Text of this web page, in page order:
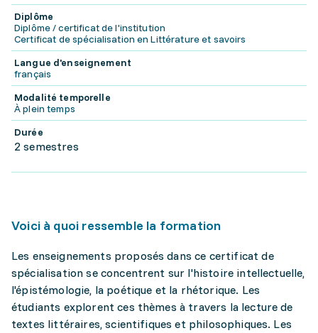
Diplôme
Diplôme / certificat de l'institution
Certificat de spécialisation en Littérature et savoirs
Langue d'enseignement
français
Modalité temporelle
À plein temps
Durée
2 semestres
Voici à quoi ressemble la formation
Les enseignements proposés dans ce certificat de
spécialisation se concentrent sur l'histoire intellectuelle,
l'épistémologie, la poétique et la rhétorique. Les
étudiants explorent ces thèmes à travers la lecture de
textes littéraires, scientifiques et philosophiques. Les